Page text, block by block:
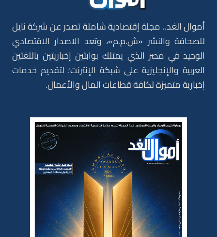
أموال الغد.. مجلة إقتصادية شاملة تصدر عن شركة نايل
للصحافة والنشر «ش.م.م»، وتعد الاصدار الاقتصادي
الوحيد في مصر الذي يمتلك بوابتين إخباريتين باللغتين
العربية والإنجليزية على شبكة الإنترنت؛ لتقديم خدمات
إخبارية متميزة لكافة قطاعات المال والأعمال.